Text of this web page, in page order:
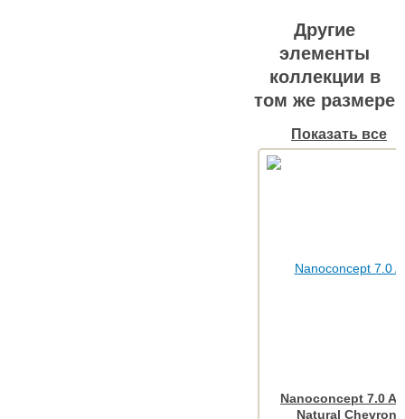
Другие
элементы
коллекции в
том же размере
Показать все
Nanoconcept 7.0
Natural Chevron